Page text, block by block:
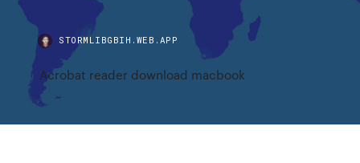
STORMLIBGBIH.WEB.APP
Acrobat reader download macbook